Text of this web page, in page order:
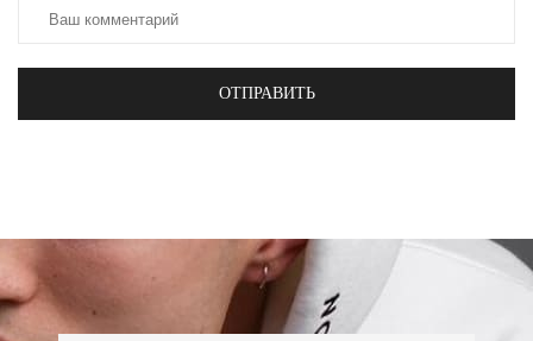
ОТПРАВИТЬ